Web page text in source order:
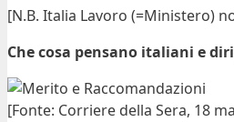
[N.B. Italia Lavoro (=Ministero)
Che cosa pensano italiani e
[Fonte: Corriere della Sera, 18